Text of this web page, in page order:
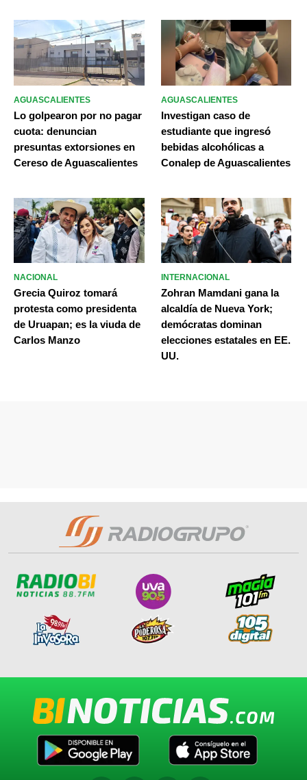
AGUASCALIENTES
Lo golpearon por no pagar
cuota: denuncian
presuntas extorsiones en
Cereso de Aguascalientes
AGUASCALIENTES
Investigan caso de
estudiante que ingresó
bebidas alcohólicas a
Conalep de Aguascalientes
NACIONAL
Grecia Quiroz tomará
protesta como presidenta
de Uruapan; es la viuda de
Carlos Manzo
INTERNACIONAL
Zohran Mamdani gana la
alcaldía de Nueva York;
demócratas dominan
elecciones estatales en EE.
UU.